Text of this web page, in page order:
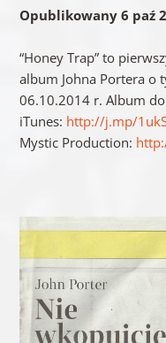
Opublikowany 6 paź
“Honey Trap” to
album Johna Portera o
06.10.2014 r. Album
iTunes: http://j.mp/
Mystic Production: